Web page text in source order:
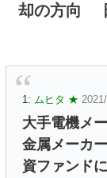
却の方向
1: ムヒタ ★
大手電機メ
金属メーカ
資ファンド